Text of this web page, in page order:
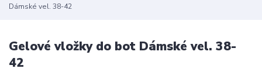
Dámské vel. 38-42
Gelové vložky do bot Dámské vel. 38-
42